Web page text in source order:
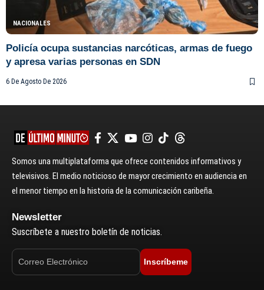
NACIONALES
Policía ocupa sustancias narcóticas, armas de fuego
y apresa varias personas en SDN
6 De Agosto De 2026
Somos una multiplataforma que ofrece contenidos informativos y
televisivos. El medio noticioso de mayor crecimiento en audiencia en
el menor tiempo en la historia de la comunicación caribeña.
Newsletter
Suscríbete a nuestro boletín de noticias.
Inscríbeme